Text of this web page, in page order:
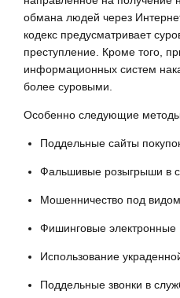
обмана людей через
кодекс предусматривает
преступление. Кроме того,
информационных систем
более суровыми.
Особенно следующие
Поддельные сайты
Фальшивые розыгрыши в
Мошенничество под
Фишинговые
Использование
Поддельные звонки в